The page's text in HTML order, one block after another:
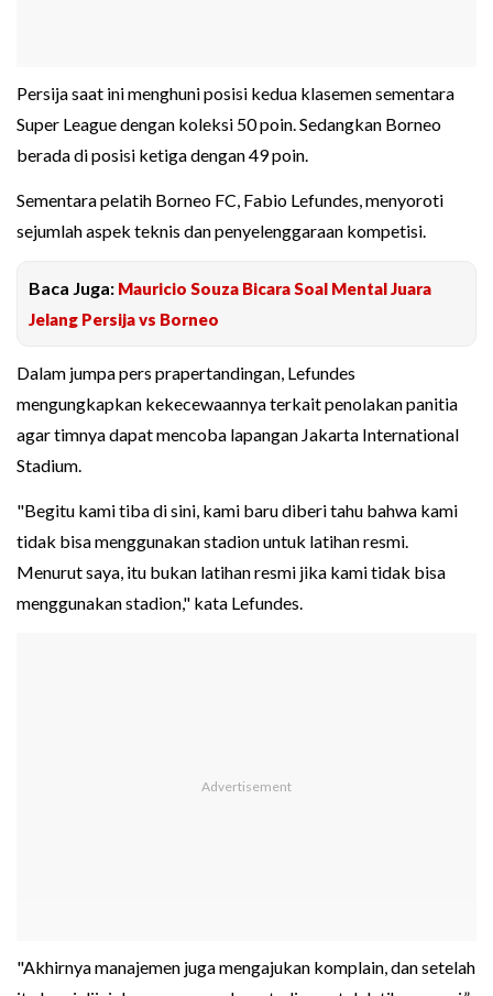
Persija saat ini menghuni posisi kedua klasemen sementara
Super League dengan koleksi 50 poin. Sedangkan Borneo
berada di posisi ketiga dengan 49 poin.
Sementara pelatih Borneo FC, Fabio Lefundes, menyoroti
sejumlah aspek teknis dan penyelenggaraan kompetisi.
Baca Juga: Mauricio Souza Bicara Soal Mental Juara
Jelang Persija vs Borneo
Dalam jumpa pers prapertandingan, Lefundes
mengungkapkan kekecewaannya terkait penolakan panitia
agar timnya dapat mencoba lapangan Jakarta International
Stadium.
"Begitu kami tiba di sini, kami baru diberi tahu bahwa kami
tidak bisa menggunakan stadion untuk latihan resmi.
Menurut saya, itu bukan latihan resmi jika kami tidak bisa
menggunakan stadion," kata Lefundes.
"Akhirnya manajemen juga mengajukan komplain, dan setelah